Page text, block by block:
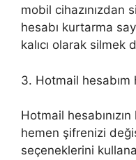
mobil cihazınızdan
hesabı kurtarma
kalıcı olarak silmek
3. Hotmail
Hotmail
hemen şifrenizi
seçeneklerini